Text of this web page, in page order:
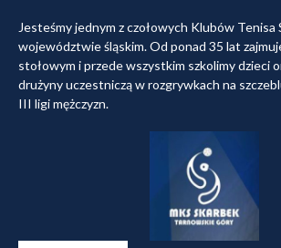
Jesteśmy jednym z czołowych Klubów Tenisa
województwie śląskim. Od ponad 35 lat
stołowym i przede wszystkim szkolimy dzieci
drużyny uczestniczą w rozgrywkach na
III ligi mężczyzn.